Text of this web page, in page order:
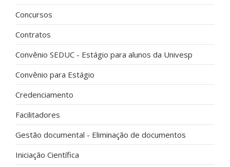
Concursos
Contratos
Convênio SEDUC - Estágio para alunos da Univesp
Convênio para Estágio
Credenciamento
Facilitadores
Gestão documental - Eliminação de documentos
Iniciação Científica